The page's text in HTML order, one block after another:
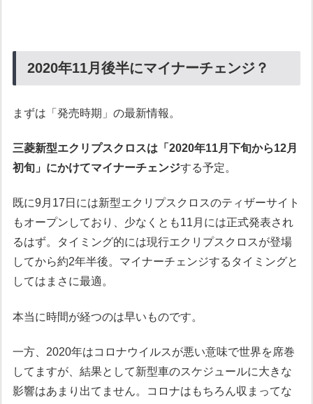
2020年11月後半にマイナーチェンジ？
まずは「発売時期」の最新情報。
三菱新型エクリプスクロスは「2020年11月下旬から12月
初旬」にかけてマイナーチェンジする予定。
既に9月17日には新型エクリプスクロスのティザーサイト
もオープンしており、少なくとも11月には正式発表され
るはず。タイミング的には現行エクリプスクロスが登場
してから約2年半後。マイナーチェンジするタイミングと
してはまさに最適。
本当に時間が経つのは早いものです。
一方、2020年はコロナウイルスが悪い意味で世界を席巻
してますが、結果として新型車のスケジュールに大きな
影響はあまり出てません。コロナはもちろん収まってな